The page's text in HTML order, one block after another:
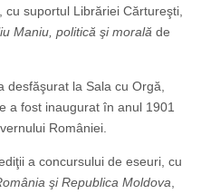
cu suportul Librăriei Cărtureşti,
Maniu, politică şi morală de
desfăşurat la Sala cu Orgă,
a fost inaugurat în anul 1901
României.
a concursului de eseuri, cu
şi Republica Moldova,